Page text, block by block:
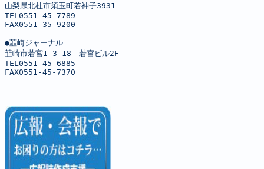
山梨県北杜市須玉町若神子3931
TEL0551-45-7789
FAX0551-35-9200
●韮崎ジャーナル
韮崎市若宮1-3-18　若宮ビル2F
TEL0551-45-6885
FAX0551-45-7370